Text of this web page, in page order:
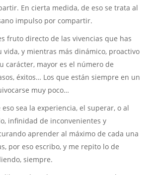
En cierta medida, de eso se trata al
impulso por compartir.
fruto directo de las vivencias que has
vida, y mientras más dinámico, proactivo
carácter, mayor es el número de
éxitos… Los que están siempre en un
muy poco…
sea la experiencia, el superar, o al
infinidad de inconvenientes y
aprender al máximo de cada una
por eso escribo, y me repito lo de
siempre.